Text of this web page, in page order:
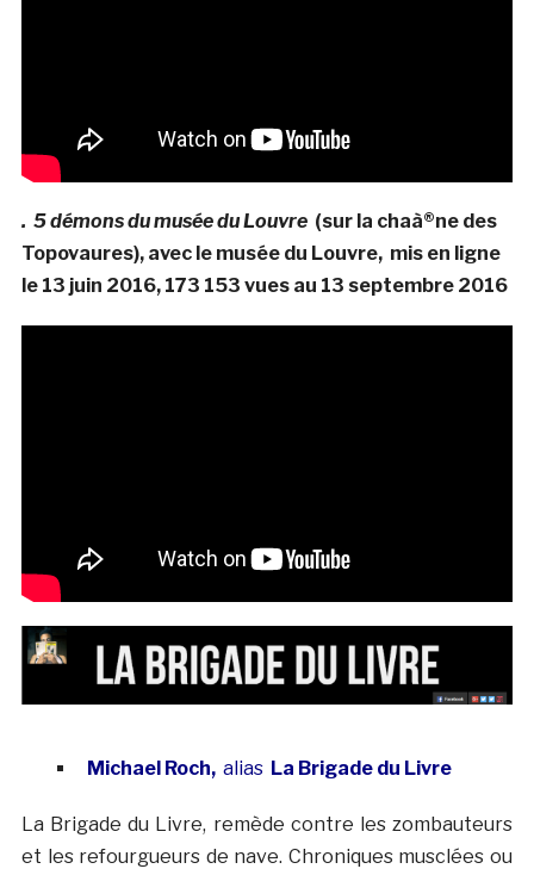
. 5 démons du musée du Louvre (sur la chaà®ne des
Topovaures), avec le musée du Louvre, mis en ligne
le 13 juin 2016, 173 153 vues au 13 septembre 2016
Michael Roch,alias La Brigade du Livre
La Brigade du Livre, remède contre les zombauteurs
et les refourgueurs de nave. Chroniques musclées ou